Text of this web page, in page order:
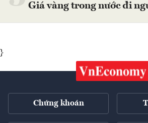
Giá vàng trong nước đi
}
Chứng khoán